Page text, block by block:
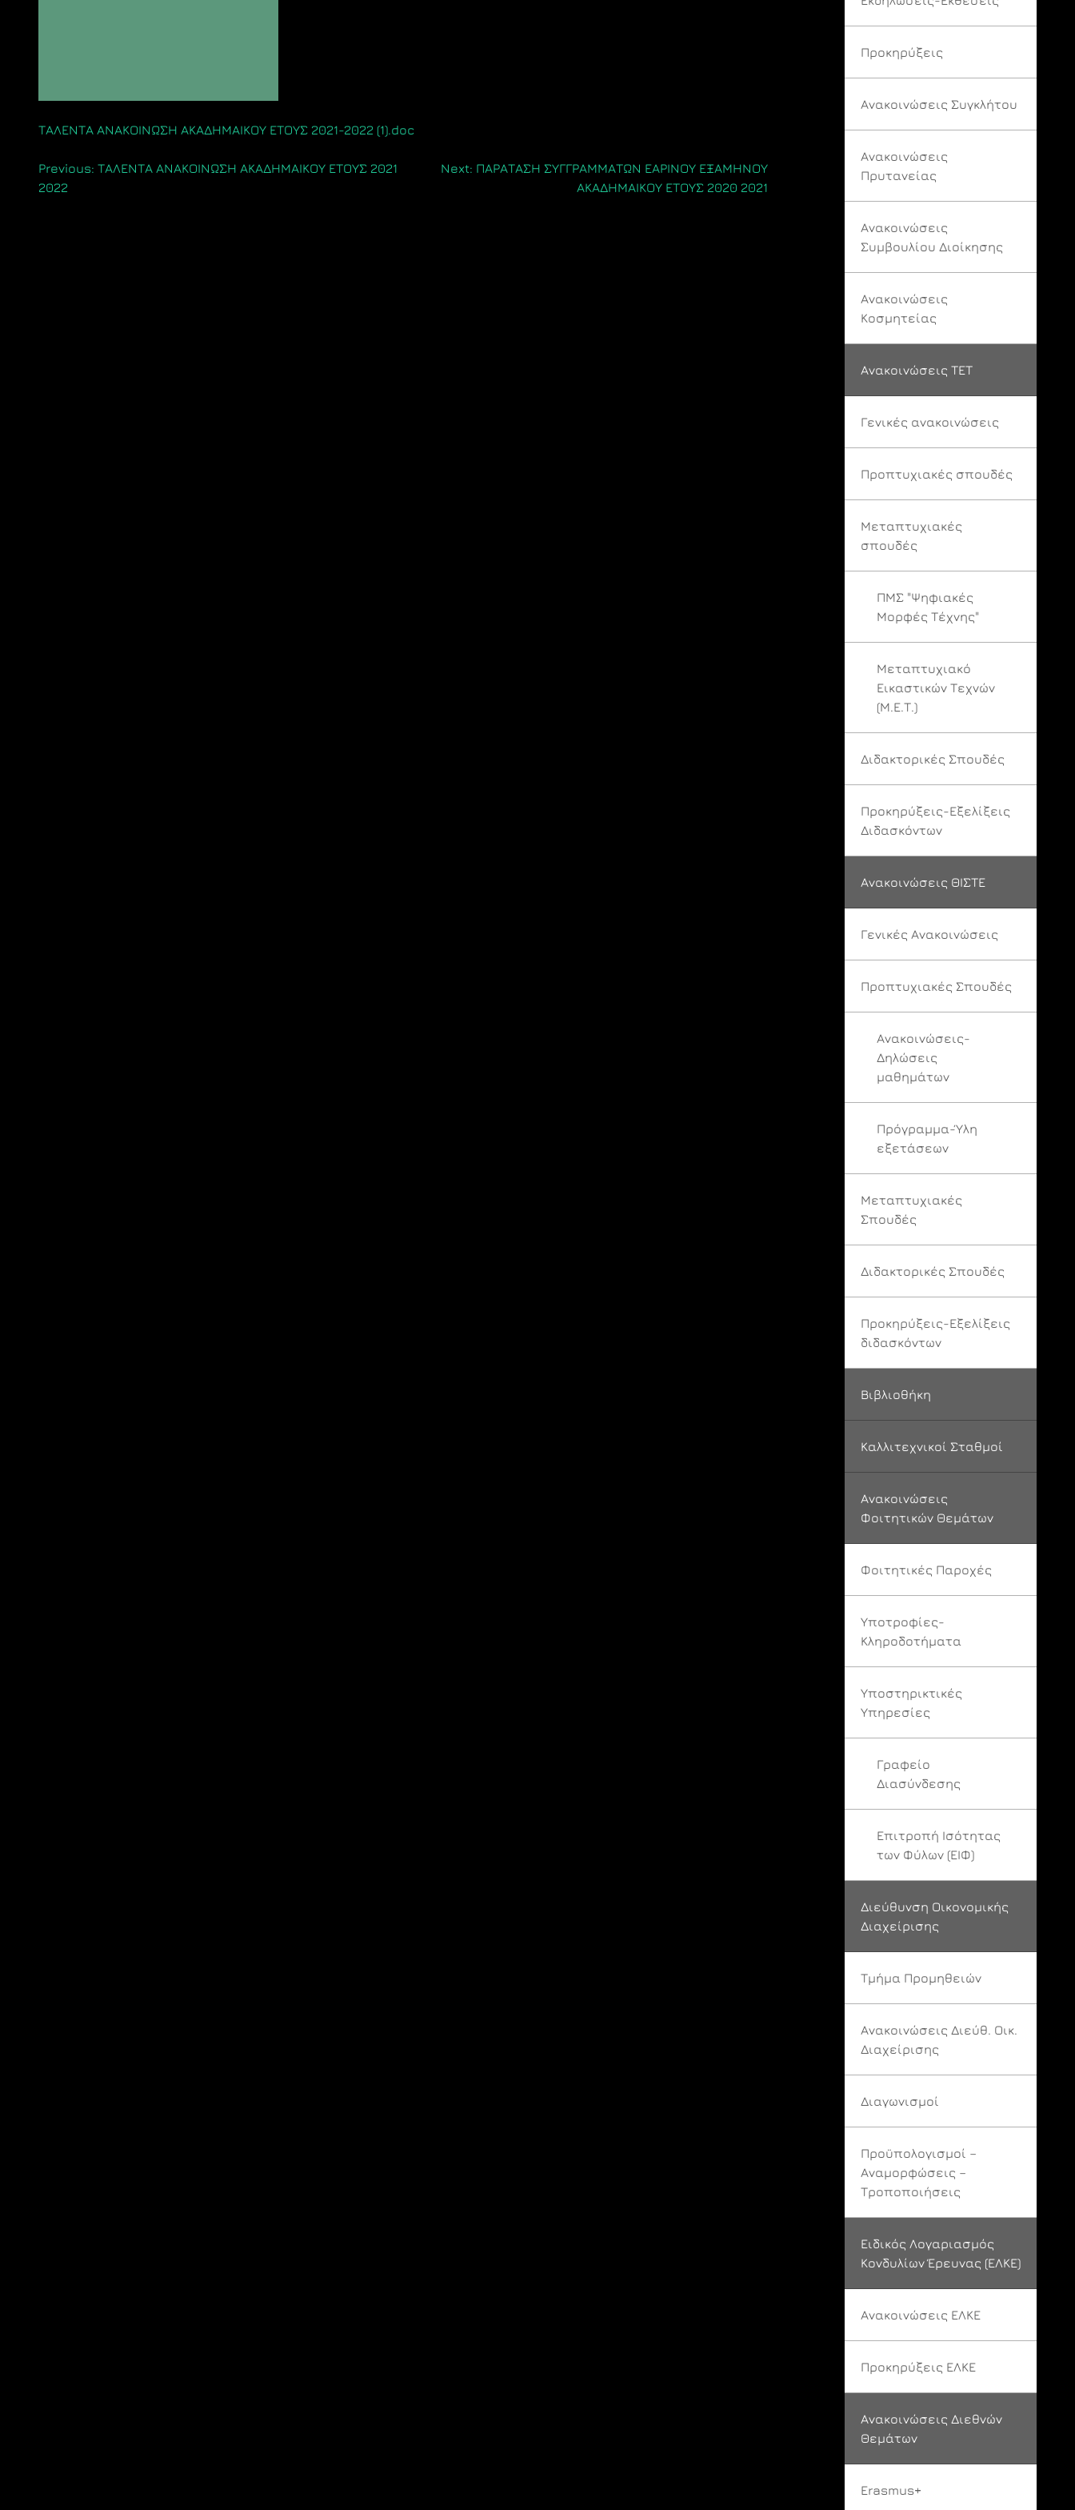
ΤΑΛΕΝΤΑ ΑΝΑΚΟΙΝΩΣΗ ΑΚΑΔΗΜΑΙΚΟΥ ΕΤΟΥΣ 2021-2022 (1).doc
Πλοήγηση
Previous: ΤΑΛΕΝΤΑ ΑΝΑΚΟΙΝΩΣΗ ΑΚΑΔΗΜΑΙΚΟΥ ΕΤΟΥΣ 2021
2022
Next: ΠΑΡΑΤΑΣΗ ΣΥΓΓΡΑΜΜΑΤΩΝ ΕΑΡΙΝΟΥ ΕΞΑΜΗΝΟΥ
ΑΚΑΔΗΜΑΙΚΟΥ ΕΤΟΥΣ 2020 2021
Προκηρύξεις
Ανακοινώσεις Συγκλήτου
Ανακοινώσεις
Πρυτανείας
Ανακοινώσεις
Συμβουλίου Διοίκησης
Ανακοινώσεις
Κοσμητείας
Ανακοινώσεις ΤΕΤ
Γενικές ανακοινώσεις
Προπτυχιακές σπουδές
Μεταπτυχιακές
σπουδές
ΠΜΣ "Ψηφιακές
Μορφές Τέχνης"
Μεταπτυχιακό
Εικαστικών Τεχνών
(Μ.Ε.Τ.)
Διδακτορικές Σπουδές
Προκηρύξεις-Εξελίξεις
Διδασκόντων
Ανακοινώσεις ΘΙΣΤΕ
Γενικές Ανακοινώσεις
Προπτυχιακές Σπουδές
Ανακοινώσεις-
Δηλώσεις
μαθημάτων
Πρόγραμμα-Ύλη
εξετάσεων
Μεταπτυχιακές
Σπουδές
Διδακτορικές Σπουδές
Προκηρύξεις-Εξελίξεις
διδασκόντων
Βιβλιοθήκη
Καλλιτεχνικοί Σταθμοί
Ανακοινώσεις
Φοιτητικών Θεμάτων
Φοιτητικές Παροχές
Υποτροφίες-
Κληροδοτήματα
Υποστηρικτικές
Υπηρεσίες
Γραφείο
Διασύνδεσης
Επιτροπή Ισότητας
των Φύλων (ΕΙΦ)
Διεύθυνση Οικονομικής
Διαχείρισης
Τμήμα Προμηθειών
Ανακοινώσεις Διεύθ. Οικ.
Διαχείρισης
Διαγωνισμοί
Προϋπολογισμοί –
Αναμορφώσεις –
Τροποποιήσεις
Ειδικός Λογαριασμός
Κονδυλίων Έρευνας (ΕΛΚΕ)
Ανακοινώσεις ΕΛΚΕ
Προκηρύξεις ΕΛΚΕ
Ανακοινώσεις Διεθνών
Θεμάτων
Erasmus+